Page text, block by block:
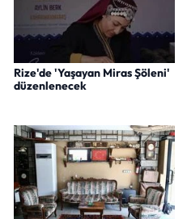
Rize'de 'Yaşayan Miras Şöleni'
düzenlenecek